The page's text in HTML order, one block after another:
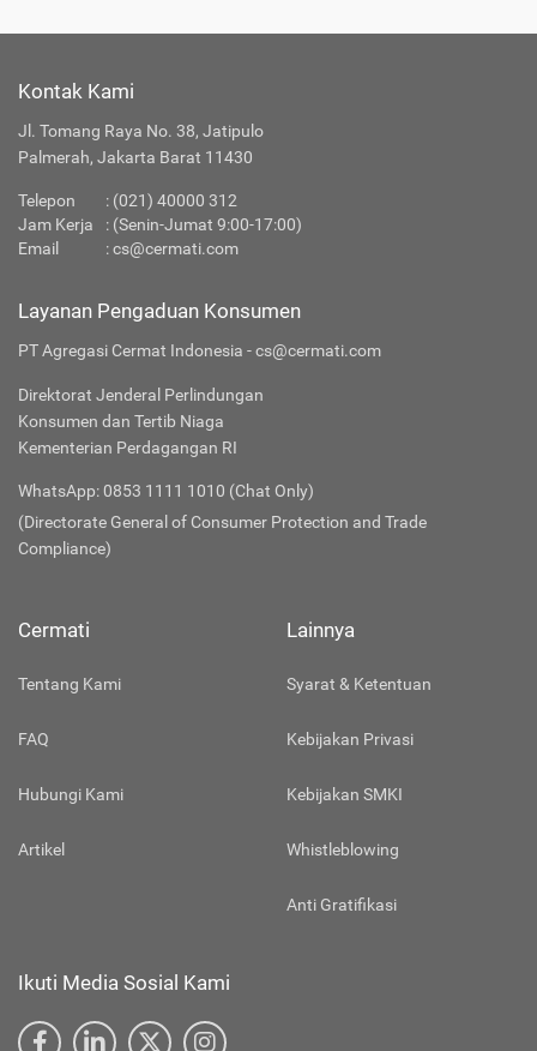
Kontak Kami
Jl. Tomang Raya No. 38, Jatipulo
Palmerah, Jakarta Barat 11430
Telepon : (021) 40000 312
Jam Kerja
: (Senin-Jumat 9:00-17:00)
Email
:cs@cermati.com
Layanan Pengaduan Konsumen
PT Agregasi Cermat Indonesia - cs@cermati.com
Direktorat Jenderal Perlindungan
Konsumen dan Tertib Niaga
Kementerian Perdagangan RI
WhatsApp: 0853 1111 1010 (Chat Only)
(Directorate General of Consumer Protection and Trade
Compliance)
Cermati
Tentang Kami
FAQ
Hubungi Kami
Artikel
Lainnya
Syarat & Ketentuan
Kebijakan Privasi
Kebijakan SMKI
Whistleblowing
Anti Gratifikasi
Ikuti Media Sosial Kami